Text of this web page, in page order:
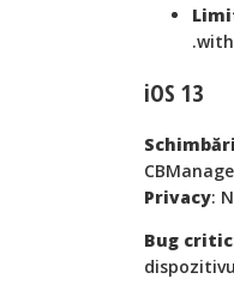
iOS 13
Privacy:
Bug critic